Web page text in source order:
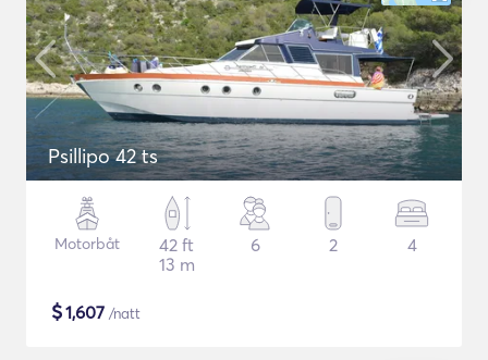
Psillipo 42 ts
Motorbåt
42 ft
13 m
6 2 4
$1,607 /natt